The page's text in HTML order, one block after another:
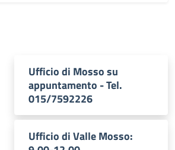
Ufficio di Mosso su
appuntamento - Tel.
015/7592226
Ufficio di Valle Mosso: